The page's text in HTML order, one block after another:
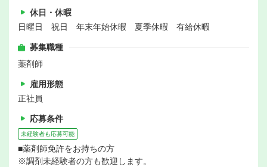
休日・休暇
日曜日 祝日 年末年始休暇 夏季休暇 有給休暇
募集職種
薬剤師
雇用形態
正社員
応募条件
未経験者も応募可能
■薬剤師免許をお持ちの方
※調剤未経験者の方も歓迎します。